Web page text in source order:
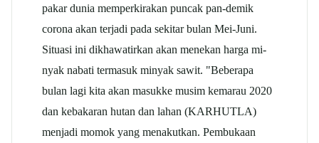
pakar dunia memperkirakan puncak pan-demik
corona akan terjadi pada sekitar bulan Mei-Juni.
Situasi ini dikhawatirkan akan menekan harga mi-
nyak nabati termasuk minyak sawit. "Beberapa
bulan lagi kita akan masukke musim kemarau 2020
dan kebakaran hutan dan lahan (KARHUTLA)
menjadi momok yang menakutkan. Pembukaan